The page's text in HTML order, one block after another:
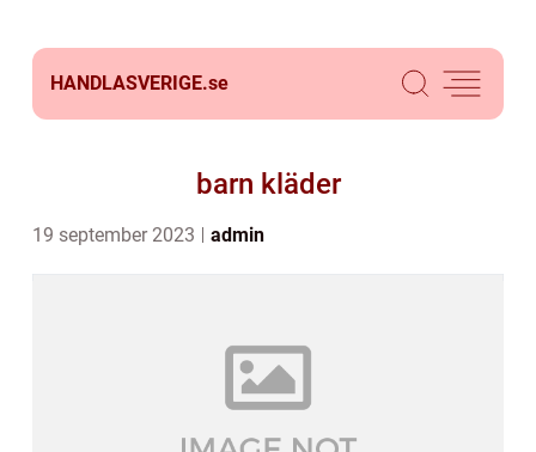
HANDLASVERIGE.se
barn kläder
19 september 2023 admin